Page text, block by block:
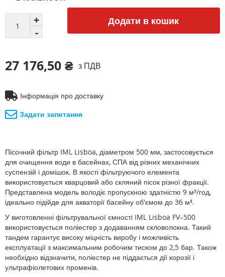
Додати в кошик
27 176,50 ₴ з ПДВ
Інформація про доставку
Задати запитання
Пісочний фільтр IML Lisboa, діаметром 500 мм, застосовується
для очищення води в басейнах, СПА від різних механічних
суспензій і домішок. В якості фільтруючого елемента
використовується кварцовий або скляний пісок різної фракції.
Представлена модель володіє пропускною здатністю 9 м³/год,
ідеально підійде для акваторії басейну об'ємом до 36 м³.
У виготовленні фільтрувальної ємності IML Lisboa FV–500
використовується поліестер з додаванням скловолокна. Такий
тандем гарантує високу міцність виробу і можливість
експлуатації з максимальним робочим тиском до 2,5 бар. Також
необхідно відзначити, поліестер не піддається дії корозії і
ультрафіолетових променів.